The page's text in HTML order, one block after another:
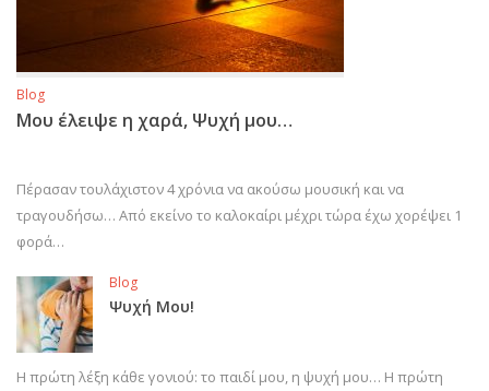
Blog
Μου έλειψε η χαρά, Ψυχή μου…
Πέρασαν τουλάχιστον 4 χρόνια να ακούσω μουσική και να
τραγουδήσω… Από εκείνο το καλοκαίρι μέχρι τώρα έχω χορέψει 1
φορά…
Blog
Ψυχή Μου!
Η πρώτη λέξη κάθε γονιού: το παιδί μου, η ψυχή μου… Η πρώτη